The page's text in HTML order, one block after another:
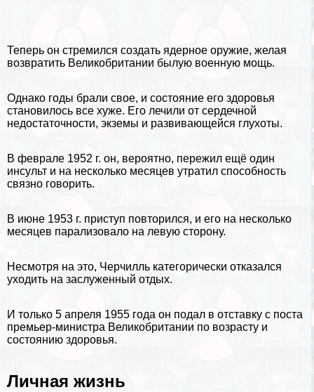
Теперь он стремился создать ядерное оружие, желая
возвратить Великобритании былую военную мощь.
Однако годы брали свое, и состояние его здоровья
становилось все хуже. Его лечили от сердечной
недостаточности, экземы и развивающейся глухоты.
В феврале 1952 г. он, вероятно, пережил ещё один
инсульт и на несколько месяцев утратил способность
связно говорить.
В июне 1953 г. приступ повторился, и его на несколько
месяцев парализовало на левую сторону.
Несмотря на это, Черчилль категорически отказался
уходить на заслуженный отдых.
И только 5 апреля 1955 года он подал в отставку с поста
премьер-министра Великобритании по возрасту и
состоянию здоровья.
Личная жизнь